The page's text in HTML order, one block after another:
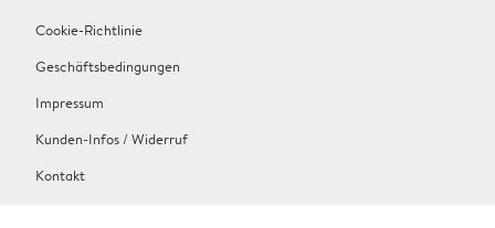
Cookie-Richtlinie
Geschäftsbedingungen
Impressum
Kunden-Infos / Widerruf
Kontakt